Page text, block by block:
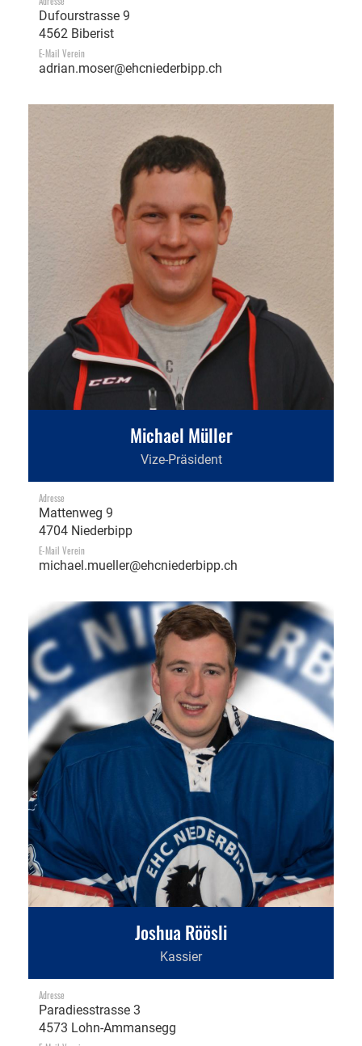
Dufourstrasse 9
4562 Biberist
E-Mail Verein
adrian.moser@ehcniederbipp.ch
Michael Müller
Vize-Präsident
Adresse
Mattenweg 9
4704 Niederbipp
E-Mail Verein
michael.mueller@ehcniederbipp.ch
Joshua Röösli
Kassier
Adresse
Paradiesstrasse 3
4573 Lohn-Ammansegg